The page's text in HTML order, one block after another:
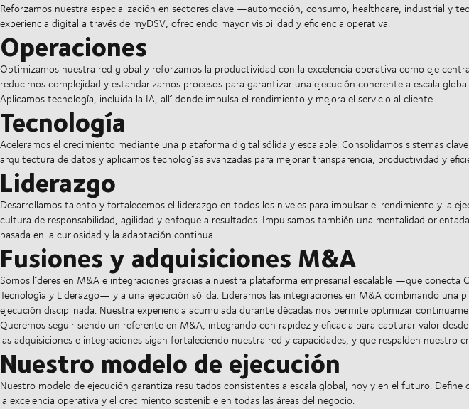
Reforzamos nuestra especialización en sectores clave —automoción, consumo, healthcare, industrial y
experiencia digital a través de myDSV, ofreciendo mayor visibilidad y eficiencia operativa.
Operaciones
Optimizamos nuestra red global y reforzamos la productividad con la excelencia operativa como eje
reducimos complejidad y estandarizamos procesos para garantizar una ejecución coherente a escala
Aplicamos tecnología, incluida la IA, allí donde impulsa el rendimiento y mejora el servicio al cliente.
Tecnología
Aceleramos el crecimiento mediante una plataforma digital sólida y escalable. Consolidamos sistemas
arquitectura de datos y aplicamos tecnologías avanzadas para mejorar transparencia, productividad y
Liderazgo
Desarrollamos talento y fortalecemos el liderazgo en todos los niveles para impulsar el rendimiento y la
cultura de responsabilidad, agilidad y enfoque a resultados. Impulsamos también una mentalidad
basada en la curiosidad y la adaptación continua.
Fusiones y adquisiciones M&A
Somos líderes en M&A e integraciones gracias a nuestra plataforma empresarial escalable —que conecta
Tecnología y Liderazgo— y a una ejecución sólida. Lideramos las integraciones en M&A combinando una
ejecución disciplinada. Nuestra experiencia acumulada durante décadas nos permite optimizar
Queremos seguir siendo un referente en M&A, integrando con rapidez y eficacia para capturar valor
las adquisiciones e integraciones sigan fortaleciendo nuestra red y capacidades, y que respalden nuestro
Nuestro modelo de ejecución
Nuestro modelo de ejecución garantiza resultados consistentes a escala global, hoy y en el futuro. Define
la excelencia operativa y el crecimiento sostenible en todas las áreas del negocio.